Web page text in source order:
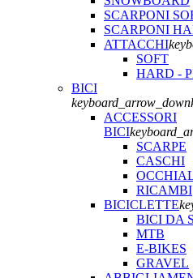
SCARPONI
SCARPONI
ATTACCHI
SOFT
HARD -
BICI
keyboard_arrow_down
ACCESSORI
BICI
SCARPE
CASCHI
RICAMBI
BICICLETTE
BICI DA
MTB
E-BIKES
GRAVEL